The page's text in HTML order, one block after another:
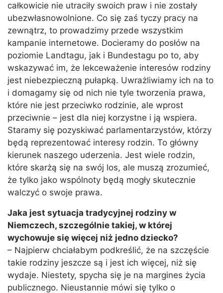
całkowicie nie utraciły swoich praw i nie zostały
ubezwłasnowolnione. Co się zaś tyczy pracy na
zewnątrz, to prowadzimy przede wszystkim
kampanie internetowe. Docieramy do posłów na
poziomie Landtagu, jak i Bundestagu po to, aby
wskazywać im, że lekceważenie interesów rodziny
jest niebezpieczną pułapką. Uwrażliwiamy ich na to
i domagamy się od nich nie tyle tworzenia prawa,
które nie jest przeciwko rodzinie, ale wprost
przeciwnie – jest dla niej korzystne i ją wspiera.
Staramy się pozyskiwać parlamentarzystów, którzy
będą reprezentować interesy rodzin. To główny
kierunek naszego uderzenia. Jest wiele rodzin,
które skarżą się na swój los, ale muszą zrozumieć,
że tylko jako wspólnoty będą mogły skutecznie
walczyć o swoje prawa.
Jaka jest sytuacja tradycyjnej rodziny w
Niemczech, szczególnie takiej, w której
wychowuje się więcej niż jedno dziecko?
– Najpierw chciałabym podkreślić, że na szczęście
takie rodziny jeszcze są i jest ich więcej, niż się
wydaje. Niestety, spycha się je na margines życia
publicznego. Nieustannie mówi się tylko o